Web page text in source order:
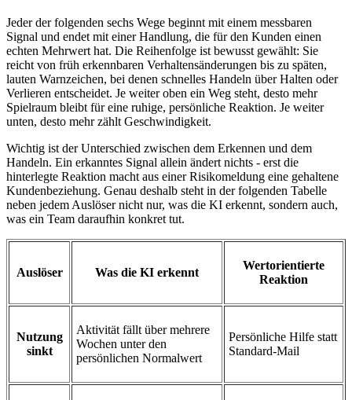
Jeder der folgenden sechs Wege beginnt mit einem messbaren
Signal und endet mit einer Handlung, die für den Kunden einen
echten Mehrwert hat. Die Reihenfolge ist bewusst gewählt: Sie
reicht von früh erkennbaren Verhaltensänderungen bis zu späten,
lauten Warnzeichen, bei denen schnelles Handeln über Halten oder
Verlieren entscheidet. Je weiter oben ein Weg steht, desto mehr
Spielraum bleibt für eine ruhige, persönliche Reaktion. Je weiter
unten, desto mehr zählt Geschwindigkeit.
Wichtig ist der Unterschied zwischen dem Erkennen und dem
Handeln. Ein erkanntes Signal allein ändert nichts - erst die
hinterlegte Reaktion macht aus einer Risikomeldung eine gehaltene
Kundenbeziehung. Genau deshalb steht in der folgenden Tabelle
neben jedem Auslöser nicht nur, was die KI erkennt, sondern auch,
was ein Team daraufhin konkret tut.
Auslöser Was die KI erkennt
Wertorientierte
Reaktion
Nutzung
sinkt
Aktivität fällt über mehrere
Wochen unter den
persönlichen Normalwert
Persönliche Hilfe statt
Standard-Mail